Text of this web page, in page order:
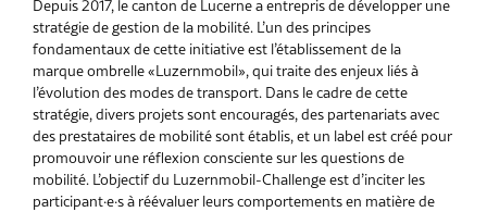
Depuis 2017, le canton de Lucerne a entrepris de développer une
stratégie de gestion de la mobilité. L’un des principes
fondamentaux de cette initiative est l’établissement de la
marque ombrelle «Luzernmobil», qui traite des enjeux liés à
l’évolution des modes de transport. Dans le cadre de cette
stratégie, divers projets sont encouragés, des partenariats avec
des prestataires de mobilité sont établis, et un label est créé pour
promouvoir une réflexion consciente sur les questions de
mobilité. L’objectif du Luzernmobil-Challenge est d’inciter les
participant·e·s à réévaluer leurs comportements en matière de